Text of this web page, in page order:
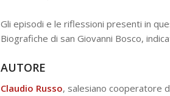
Gli episodi e le riflessioni presenti in
Biografiche di san Giovanni Bosco,
AUTORE
Claudio Russo, salesiano cooperatore